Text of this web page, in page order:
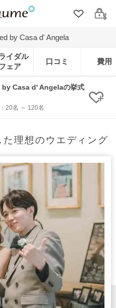
クリップ
ログ
by Casa d' Angela
イダル
ェア
口コミ 費用
Casa d' Angelaの挙式
20名 ～ 120名 ク
理想のウエディング